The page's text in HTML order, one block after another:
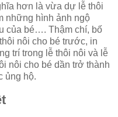
hơn là vừa dự lễ thôi
những hình ảnh ngộ
của bé…. Thậm chí, bố
nôi cho bé trước, in
trí trong lễ thôi nôi và lễ
nôi cho bé dần trở thành
ủng hộ.